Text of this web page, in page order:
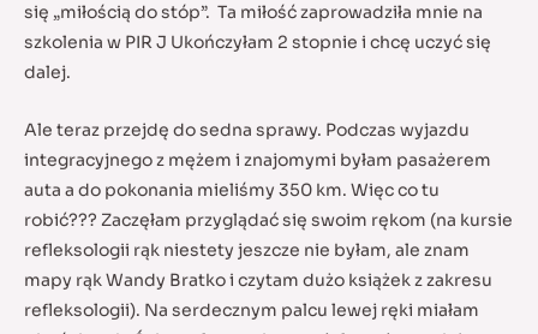
się „miłością do stóp”. Ta miłość zaprowadziła mnie na
szkolenia w PIR J Ukończyłam 2 stopnie i chcę uczyć się
dalej.
Ale teraz przejdę do sedna sprawy. Podczas wyjazdu
integracyjnego z mężem i znajomymi byłam pasażerem
auta a do pokonania mieliśmy 350 km. Więc co tu
robić??? Zaczęłam przyglądać się swoim rękom (na kursie
refleksologii rąk niestety jeszcze nie byłam, ale znam
mapy rąk Wandy Bratko i czytam dużo książek z zakresu
refleksologii). Na serdecznym palcu lewej ręki miałam